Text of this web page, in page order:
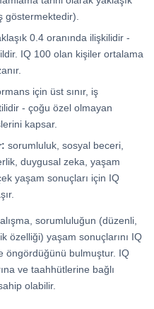
göstermektedir).
0.4 oranında ilişkilidir -
IQ 100 olan kişiler ortalama
için üst sınır, iş
- çoğu özel olmayan
kapsar.
sorumluluk, sosyal beceri,
duygusal zeka, yaşam
yaşam sonuçları için IQ
sorumluluğun (düzenli,
özelliği) yaşam sonuçlarını IQ
öngördüğünü bulmuştur. IQ
ve taahhütlerine bağlı
olabilir.